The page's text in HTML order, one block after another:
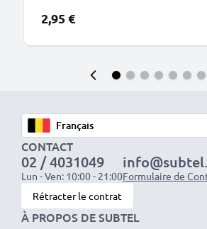
2,95 €
CONTACT
02 / 4031049
Lun - Ven: 10:00 - 21:00Formulaire de
Rétracter le contrat
À PROPOS DE SUBTEL